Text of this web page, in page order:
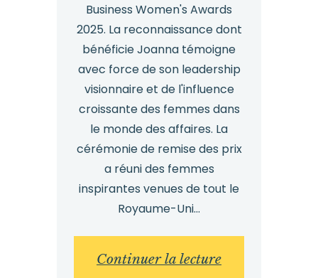
Business Women's Awards
2025. La reconnaissance dont
bénéficie Joanna témoigne
avec force de son leadership
visionnaire et de l'influence
croissante des femmes dans
le monde des affaires. La
cérémonie de remise des prix
a réuni des femmes
inspirantes venues de tout le
Royaume-Uni...
Continuer la lecture: